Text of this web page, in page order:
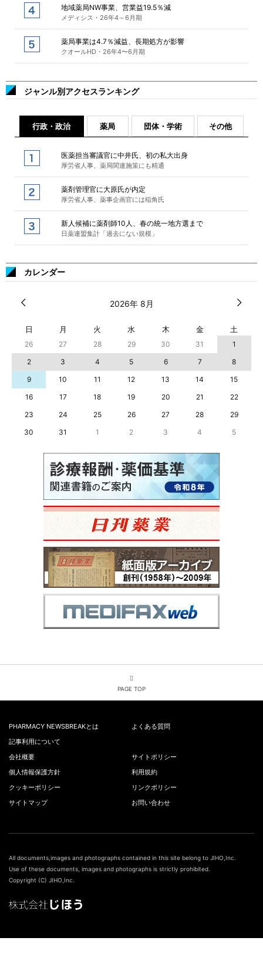
地域薬局NW事業、営業益19.5％減
メディシス・26年4～6月期
薬局事業は4.7％減益、長期処方が影響
クオールHD・26年4〜6月期
ジャンル別アクセスランキング
行政・政治 薬局 団体・学術 その他
医薬担当審議官に中井氏、初の私大出身
厚労省人事、薬局関連施策にも精通
薬剤管理官に大原氏が内定
厚労省人事、薬事企画官には稲角氏
新人候補に薬剤師10人、春の統一地方選まで
日薬連盟集計「過去にない規模」
カレンダー
2026年 8月
日 月 火 水 木 金 土
26 27 28 29 30 31
1
2
3 4 5 6 7
8
9
10 11 12 13 14
15
16
17 18 19 20 21
22
23
24 25 26 27 28
29
30
31 1 2 3 4 5
PAGE TOP
PHARMACY NEWSBREAKとは
よくある質問
記事利用について
会社概要
サイトポリシー
個人情報保護方針
利用規約
クッキーポリシー
リンクポリシー
サイトマップ
お問い合わせ
All documents,images and photographs contained in this site belong to JIHO,Inc.
Use of these documents, images and photographs is strictly prohibited.
Copyright (C) JIHO,Inc.